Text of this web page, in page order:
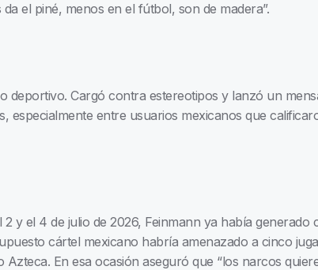
el piné, menos en el fútbol, son de madera”.
deportivo. Cargó contra estereotipos y lanzó un
especialmente entre usuarios mexicanos que
2 y el 4 de julio de 2026, Feinmann ya había
cártel mexicano habría amenazado a cinco
En esa ocasión aseguró que “los narcos